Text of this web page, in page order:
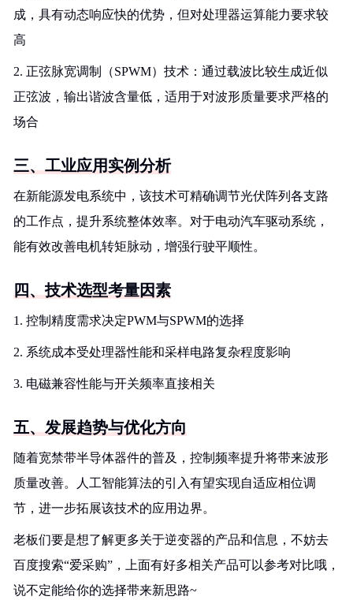
成，具有动态响应快的优势，但对处理器运算能力要求较
高
2. 正弦脉宽调制（SPWM）技术：通过载波比较生成近似
正弦波，输出谐波含量低，适用于对波形质量要求严格的
场合
三、工业应用实例分析
在新能源发电系统中，该技术可精确调节光伏阵列各支路
的工作点，提升系统整体效率。对于电动汽车驱动系统，
能有效改善电机转矩脉动，增强行驶平顺性。
四、技术选型考量因素
1. 控制精度需求决定PWM与SPWM的选择
2. 系统成本受处理器性能和采样电路复杂程度影响
3. 电磁兼容性能与开关频率直接相关
五、发展趋势与优化方向
随着宽禁带半导体器件的普及，控制频率提升将带来波形
质量改善。人工智能算法的引入有望实现自适应相位调
节，进一步拓展该技术的应用边界。
老板们要是想了解更多关于逆变器的产品和信息，不妨去
百度搜索“爱采购”，上面有好多相关产品可以参考对比哦，
说不定能给你的选择带来新思路~